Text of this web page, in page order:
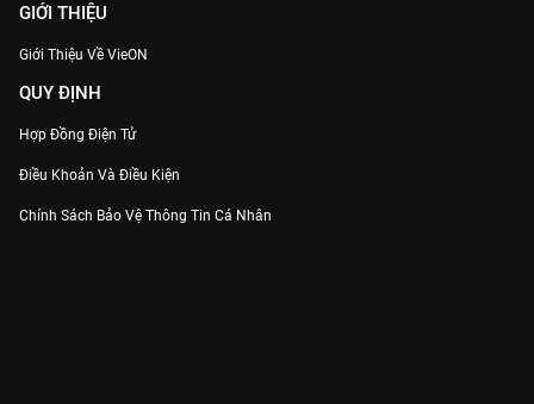
GIỚI THIỆU
Giới Thiệu Về VieON
QUY ĐỊNH
Hợp Đồng Điện Tử
Điều Khoản Và Điều Kiện
Chính Sách Bảo Vệ Thông Tin Cá Nhân